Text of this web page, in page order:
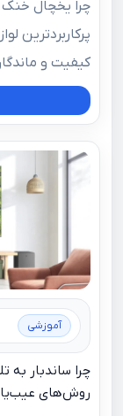
چرا یخچال خنک
پرکاربردترین
کیفیت و
آموزشی
چرا ساندبار به
روش‌های